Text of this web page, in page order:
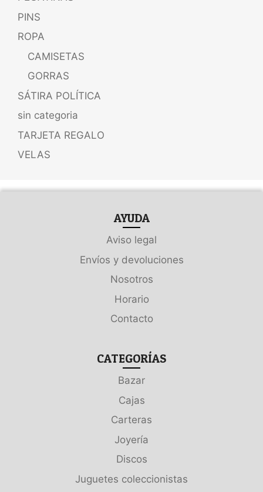
PINS
ROPA
CAMISETAS
GORRAS
SÁTIRA POLÍTICA
sin categoria
TARJETA REGALO
VELAS
AYUDA
Aviso legal
Envíos y devoluciones
Nosotros
Horario
Contacto
CATEGORÍAS
Bazar
Cajas
Carteras
Joyería
Discos
Juguetes coleccionistas